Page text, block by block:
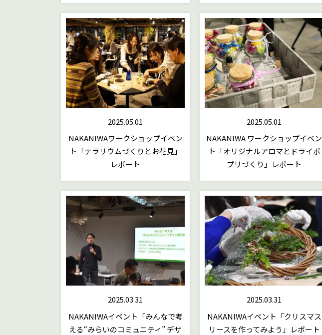
2025.05.01
NAKANIWAワークショップイベン
ト「テラリウムづくりとお花見」
レポート
2025.05.01
NAKANIWA ワークショップイベン
ト「オリジナルアロマとドライポ
プリづくり」レポート
2025.03.31
NAKANIWAイベント「みんなで考
える“みらいのコミュニティ” デザ
2025.03.31
NAKANIWAイベント「クリスマス
リースを作ってみよう」レポート